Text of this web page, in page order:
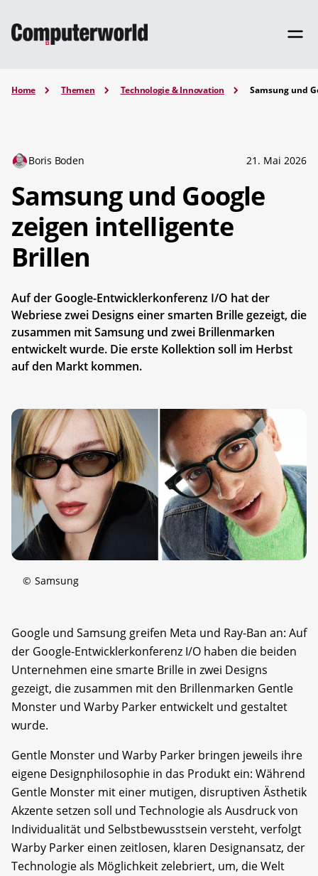
Home Themen Technologie & Innovation Samsung und
Boris Boden 21. Mai 2026
Samsung und Google
zeigen intelligente
Brillen
Auf der Google-Entwicklerkonferenz I/O hat der
Webriese zwei Designs einer smarten Brille gezeigt, die
zusammen mit Samsung und zwei Brillenmarken
entwickelt wurde. Die erste Kollektion soll im Herbst
auf den Markt kommen.
© Samsung
Google und Samsung greifen Meta und Ray-Ban an: Auf
der Google-Entwicklerkonferenz I/O haben die beiden
Unternehmen eine smarte Brille in zwei Designs
gezeigt, die zusammen mit den Brillenmarken Gentle
Monster und Warby Parker entwickelt und gestaltet
wurde.
Gentle Monster und Warby Parker bringen jeweils ihre
eigene Designphilosophie in das Produkt ein: Während
Gentle Monster mit einer mutigen, disruptiven Ästhetik
Akzente setzen soll und Technologie als Ausdruck von
Individualität und Selbstbewusstsein versteht, verfolgt
Warby Parker einen zeitlosen, klaren Designansatz, der
Technologie als Möglichkeit zelebriert, um, die Welt